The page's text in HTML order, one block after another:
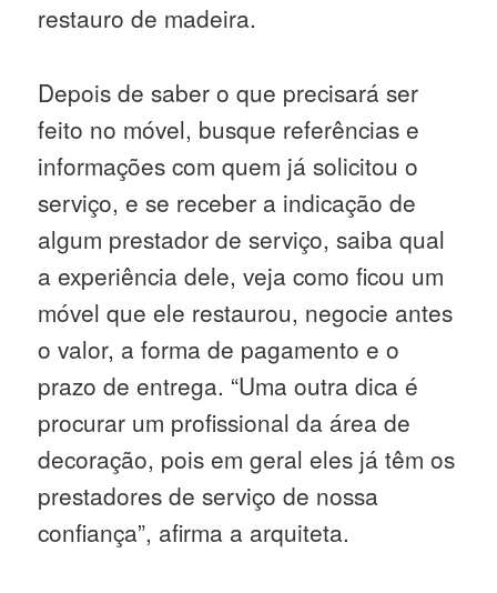
restauro de madeira.
Depois de saber o que precisará ser
feito no móvel, busque referências e
informações com quem já solicitou o
serviço, e se receber a indicação de
algum prestador de serviço, saiba qual
a experiência dele, veja como ficou um
móvel que ele restaurou, negocie antes
o valor, a forma de pagamento e o
prazo de entrega. “Uma outra dica é
procurar um profissional da área de
decoração, pois em geral eles já têm os
prestadores de serviço de nossa
confiança”, afirma a arquiteta.